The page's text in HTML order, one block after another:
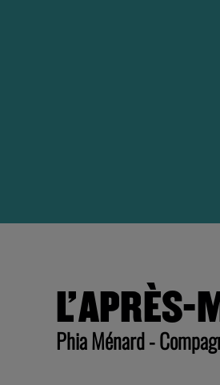
Phia Ménard -